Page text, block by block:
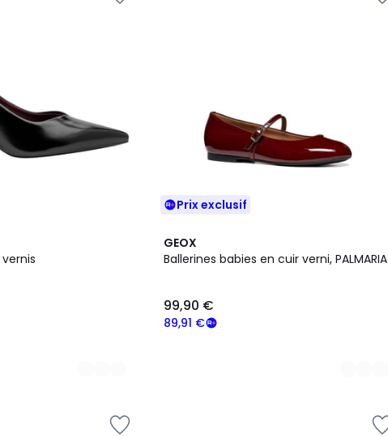
Prix exclusif
GEOX
Ballerines babies en cuir verni, PALMARIA
89,91 €
99,90 €
2
Couleurs